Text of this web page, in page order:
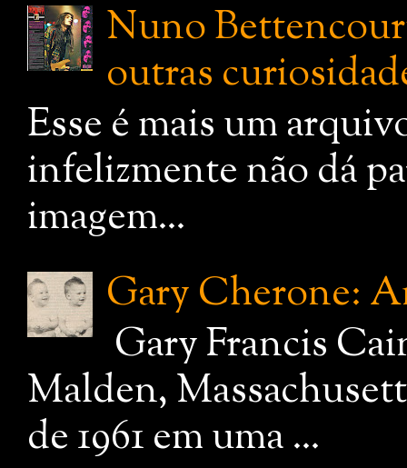
Nuno
outras
Esse é mais um
infelizmente não dá
imagem...
Gary Cherone:
Gary Francis
Malden,
de 1961 em uma ...